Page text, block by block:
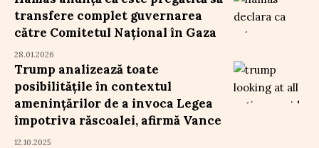
transfere complet guvernarea
către Comitetul Național în Gaza
28.01.2026
Trump analizează toate
posibilitățile în contextul
amenințărilor de a invoca Legea
împotriva răscoalei, afirmă Vance
12.10.2025